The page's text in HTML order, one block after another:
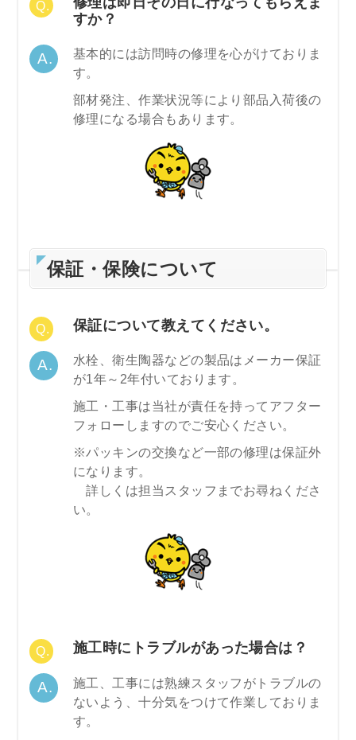
すか？
基本的には訪問時の修理を心がけておりま
す。
部材発注、作業状況等により部品入荷後の
修理になる場合もあります。
保証・保険について
保証について教えてください。
水栓、衛生陶器などの製品はメーカー保証
が1年～2年付いております。
施工・工事は当社が責任を持ってアフター
フォローしますのでご安心ください。
※パッキンの交換など一部の修理は保証外
になります。
詳しくは担当スタッフまでお尋ねくださ
い。
施工時にトラブルがあった場合は？
施工、工事には熟練スタッフがトラブルの
ないよう、十分気をつけて作業しておりま
す。